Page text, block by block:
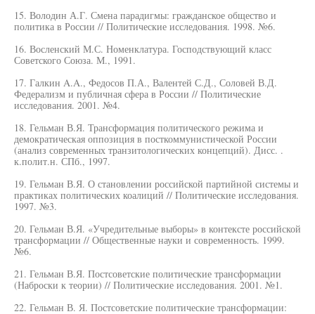
15. Володин А.Г. Смена парадигмы: гражданское общество и
политика в России // Политические исследования. 1998. №6.
16. Восленский М.С. Номенклатура. Господствующий класс
Советского Союза. М., 1991.
17. Галкин A.A., Федосов П.А., Валентей С.Д., Соловей В.Д.
Федерализм и публичная сфера в России // Политические
исследования. 2001. №4.
18. Гельман В.Я. Трансформация политического режима и
демократическая оппозиция в посткоммунистической России
(анализ современных транзитологических концепций). Дисс. .
к.полит.н. СПб., 1997.
19. Гельман В.Я. О становлении российской партийной системы и
практиках политических коалиций // Политические исследования.
1997. №3.
20. Гельман В.Я. «Учредительные выборы» в контексте российской
трансформации // Общественные науки и современность. 1999.
№6.
21. Гельман В.Я. Постсоветские политические трансформации
(Наброски к теории) // Политические исследования. 2001. №1.
22. Гельман В. Я. Постсоветские политические трансформации: